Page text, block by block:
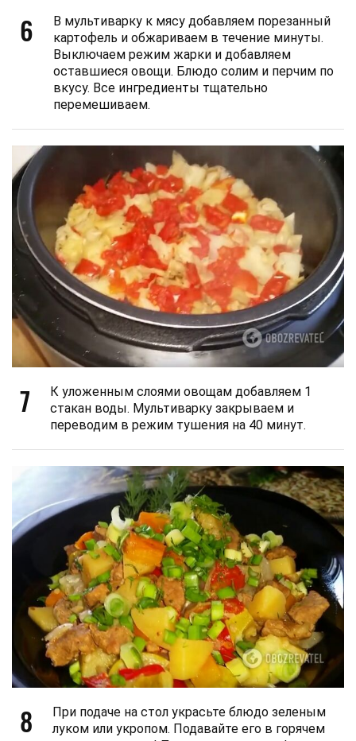
6
В мультиварку к мясу добавляем порезанный
картофель и обжариваем в течение минуты.
Выключаем режим жарки и добавляем
оставшиеся овощи. Блюдо солим и перчим по
вкусу. Все ингредиенты тщательно
перемешиваем.
7
К уложенным слоями овощам добавляем 1
стакан воды. Мультиварку закрываем и
переводим в режим тушения на 40 минут.
8
При подаче на стол украсьте блюдо зеленым
луком или укропом. Подавайте его в горячем